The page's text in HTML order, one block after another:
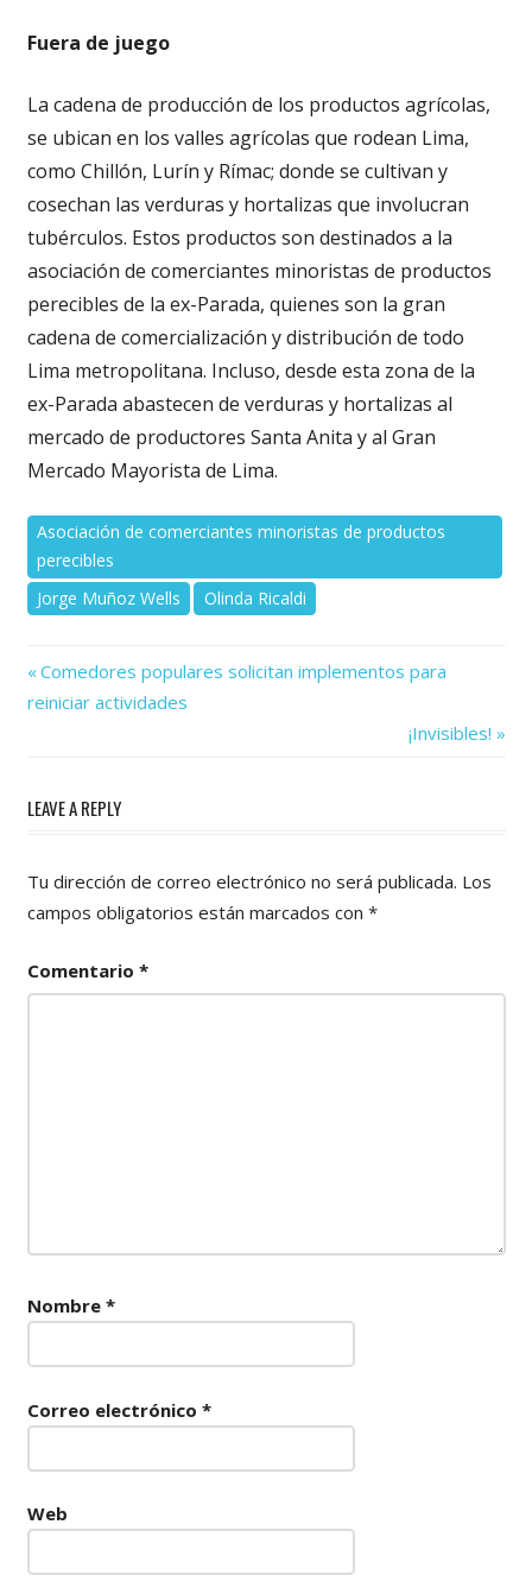
Fuera de juego
La cadena de producción de los productos agrícolas,
se ubican en los valles agrícolas que rodean Lima,
como Chillón, Lurín y Rímac; donde se cultivan y
cosechan las verduras y hortalizas que involucran
tubérculos. Estos productos son destinados a la
asociación de comerciantes minoristas de productos
perecibles de la ex-Parada, quienes son la gran
cadena de comercialización y distribución de todo
Lima metropolitana. Incluso, desde esta zona de la
ex-Parada abastecen de verduras y hortalizas al
mercado de productores Santa Anita y al Gran
Mercado Mayorista de Lima.
Asociación de comerciantes minoristas de productos
perecibles
Jorge Muñoz Wells
Olinda Ricaldi
Navegación
Previous
Post:
Comedores populares solicitan implementos para
reiniciar actividades
Next
¡Invisibles!
LEAVE A REPLY
Tu dirección de correo electrónico no será publicada. Los
campos obligatorios están marcados con *
Comentario *
Nombre *
Correo electrónico *
Web